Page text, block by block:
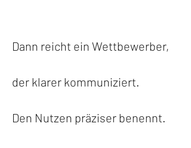
Dann reicht ein Wettbewerber,
der klarer kommuniziert.
Den Nutzen präziser benennt.